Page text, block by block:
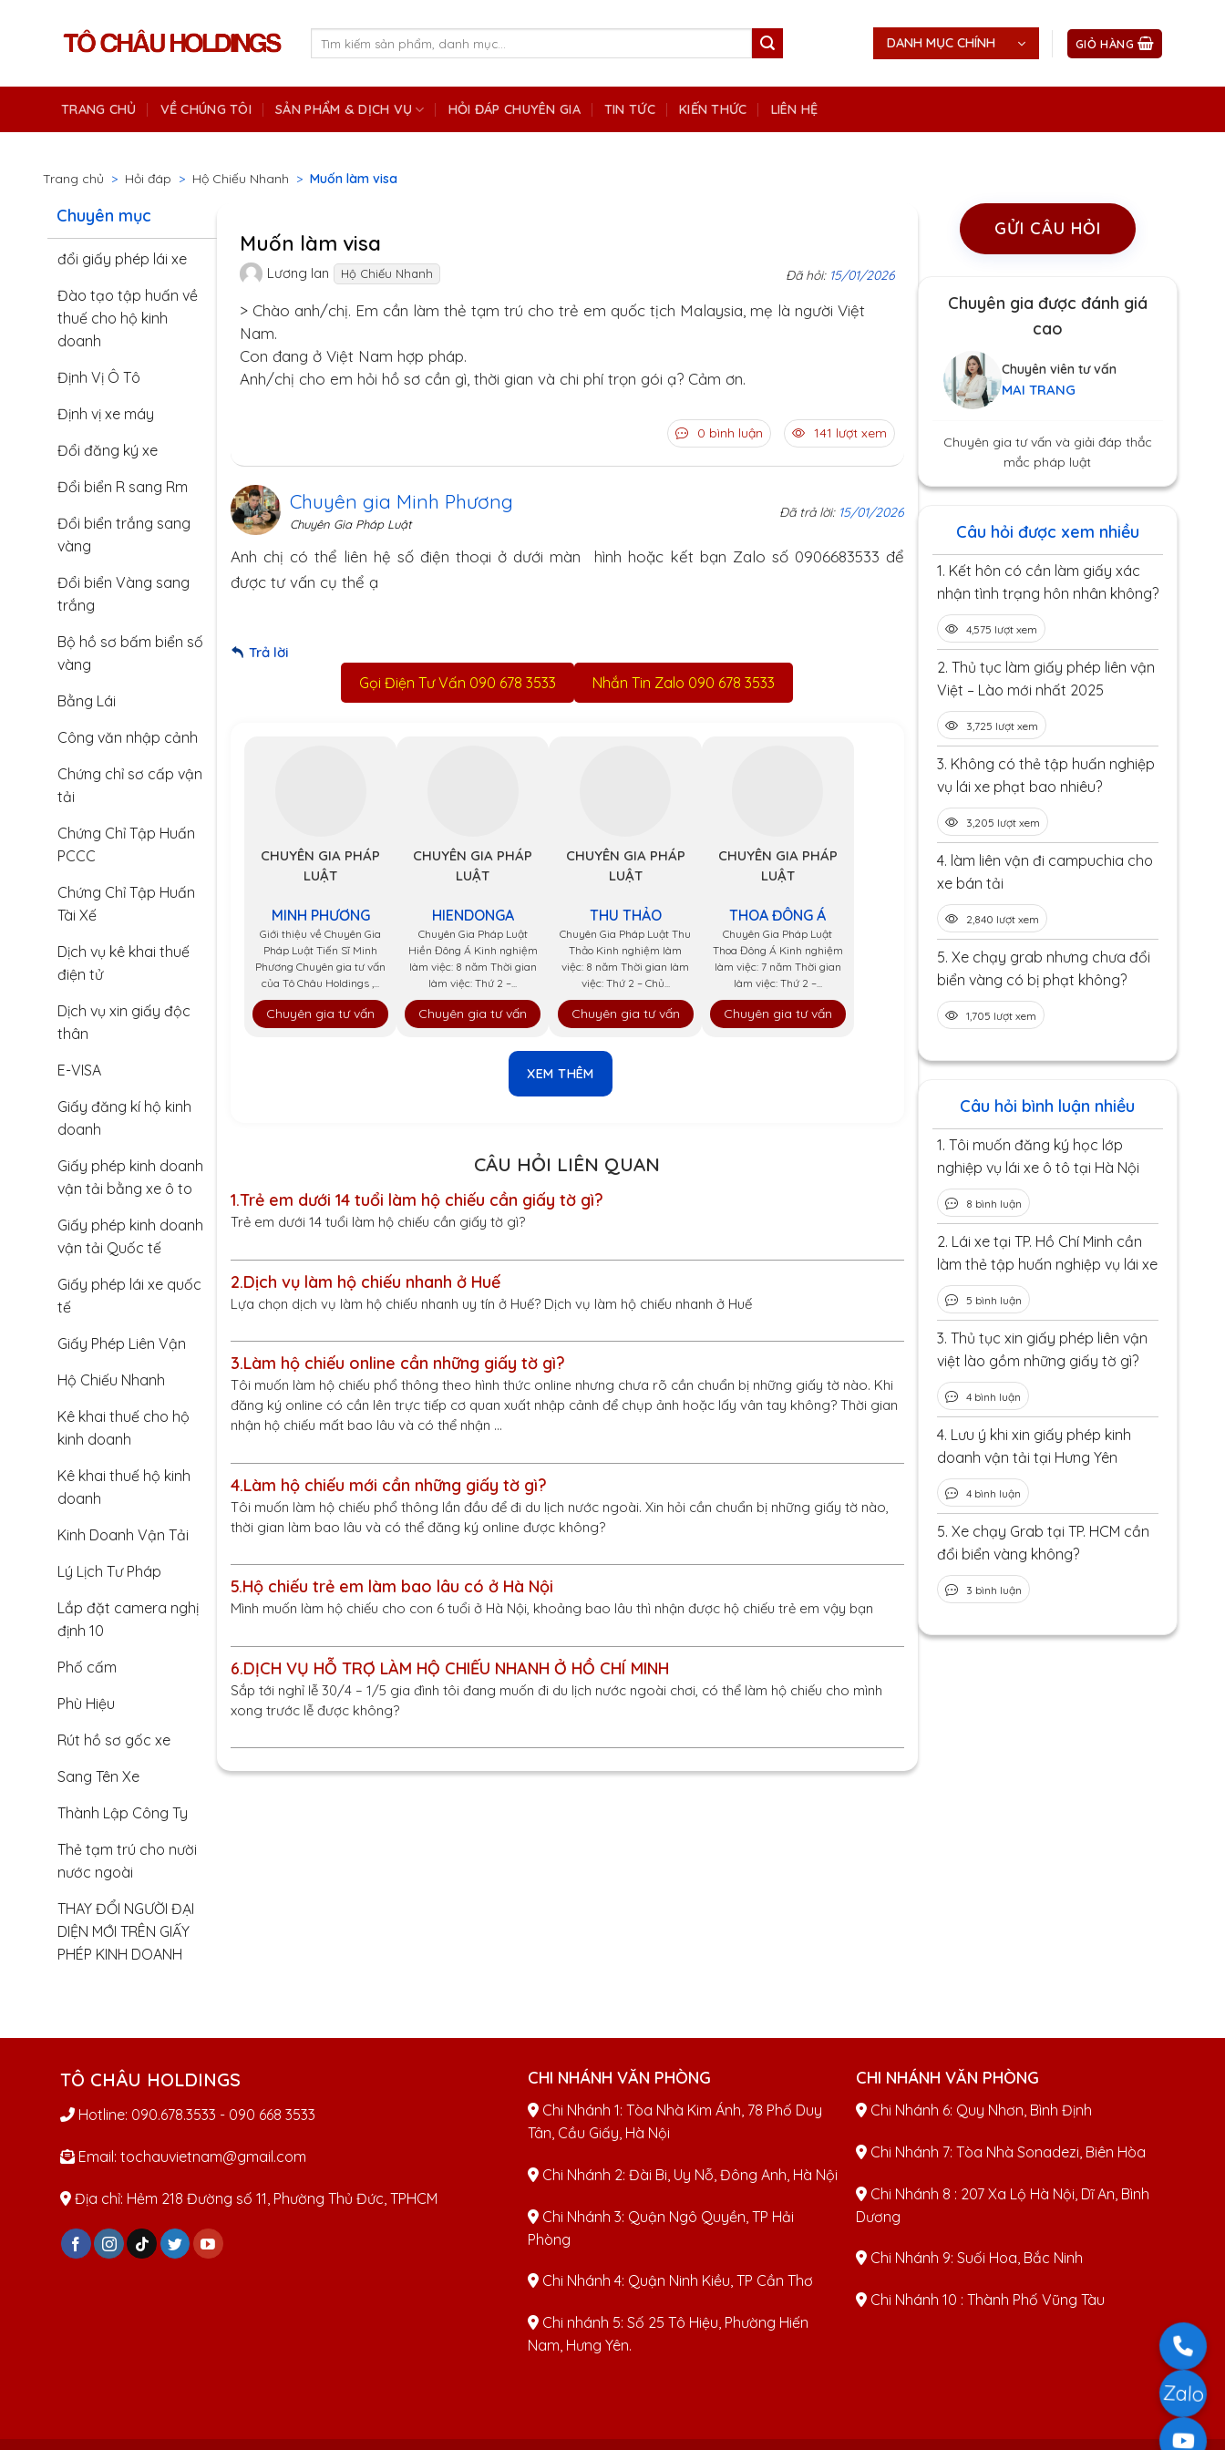
DANH MỤC CHÍNH GIỎ HÀNG
TRANG CHỦ VỀ CHÚNG TÔI SẢN PHẨM & DỊCH VỤ HỎI ĐÁP CHUYÊN GIA TIN TỨC KIẾN THỨC LIÊN HỆ
Trang chủ > Hỏi đáp > Hộ Chiếu Nhanh > Muốn làm visa
Chuyên mục
đổi giấy phép lái xe
Đào tạo tập huấn về
thuế cho hộ kinh
doanh
Định Vị Ô Tô
Định vị xe máy
Đổi đăng ký xe
Đổi biển R sang Rm
Đổi biển trắng sang
vàng
Đổi biển Vàng sang
trắng
Bộ hồ sơ bấm biển số
vàng
Bằng Lái
Công văn nhập cảnh
Chứng chỉ sơ cấp vận
tải
Chứng Chỉ Tập Huấn
PCCC
Chứng Chỉ Tập Huấn
Tài Xế
Dịch vụ kê khai thuế
điện tử
Dịch vụ xin giấy độc
thân
E-VISA
Giấy đăng kí hộ kinh
doanh
Giấy phép kinh doanh
vận tải bằng xe ô to
Giấy phép kinh doanh
vận tải Quốc tế
Giấy phép lái xe quốc
tế
Giấy Phép Liên Vận
Hộ Chiếu Nhanh
Kê khai thuế cho hộ
kinh doanh
Kê khai thuế hộ kinh
doanh
Kinh Doanh Vận Tải
Lý Lịch Tư Pháp
Lắp đặt camera nghị
định 10
Phố cấm
Phù Hiệu
Rút hồ sơ gốc xe
Sang Tên Xe
Thành Lập Công Ty
Thẻ tạm trú cho nười
nước ngoài
THAY ĐỔI NGƯỜI ĐẠI
DIỆN MỚI TRÊN GIẤY
PHÉP KINH DOANH
Muốn làm visa
Lương lan Hộ Chiếu Nhanh Đã hỏi: 15/01/2026
> Chào anh/chị. Em cần làm thẻ tạm trú cho trẻ em quốc tịch Malaysia, mẹ là người Việt
Nam.
Con đang ở Việt Nam hợp pháp.
Anh/chị cho em hỏi hồ sơ cần gì, thời gian và chi phí trọn gói ạ? Cảm ơn.
0 bình luận 141 lượt xem
Chuyên gia Minh Phương
Chuyên Gia Pháp Luật
Đã trả lời: 15/01/2026
Anh chị có thể liên hệ số điện thoại ở dưới màn hình hoặc kết bạn Zalo số 0906683533 để
được tư vấn cụ thể ạ
Trả lời
Gọi Điện Tư Vấn 090 678 3533 Nhắn Tin Zalo 090 678 3533
CHUYÊN GIA PHÁP
LUẬT
MINH PHƯƠNG
Giới thiệu về Chuyên Gia
Pháp Luật Tiến Sĩ Minh
Phương Chuyên gia tư vấn
của Tô Châu Holdings ,...
Chuyên gia tư vấn
CHUYÊN GIA PHÁP
LUẬT
HIENDONGA
Chuyên Gia Pháp Luật
Hiền Đông Á Kinh nghiệm
làm việc: 8 năm Thời gian
làm việc: Thứ 2 –...
Chuyên gia tư vấn
CHUYÊN GIA PHÁP
LUẬT
THU THẢO
Chuyên Gia Pháp Luật Thu
Thảo Kinh nghiệm làm
việc: 8 năm Thời gian làm
việc: Thứ 2 – Chủ...
Chuyên gia tư vấn
CHUYÊN GIA PHÁP
LUẬT
THOA ĐÔNG Á
Chuyên Gia Pháp Luật
Thoa Đông Á Kinh nghiệm
làm việc: 7 năm Thời gian
làm việc: Thứ 2 –...
Chuyên gia tư vấn
XEM THÊM
CÂU HỎI LIÊN QUAN
1.Trẻ em dưới 14 tuổi làm hộ chiếu cần giấy tờ gì?
Trẻ em dưới 14 tuổi làm hộ chiếu cần giấy tờ gì?
2.Dịch vụ làm hộ chiếu nhanh ở Huế
Lựa chọn dịch vụ làm hộ chiếu nhanh uy tín ở Huế? Dịch vụ làm hộ chiếu nhanh ở Huế
3.Làm hộ chiếu online cần những giấy tờ gì?
Tôi muốn làm hộ chiếu phổ thông theo hình thức online nhưng chưa rõ cần chuẩn bị những giấy tờ nào. Khi
đăng ký online có cần lên trực tiếp cơ quan xuất nhập cảnh để chụp ảnh hoặc lấy vân tay không? Thời gian
nhận hộ chiếu mất bao lâu và có thể nhận …
4.Làm hộ chiếu mới cần những giấy tờ gì?
Tôi muốn làm hộ chiếu phổ thông lần đầu để đi du lịch nước ngoài. Xin hỏi cần chuẩn bị những giấy tờ nào,
thời gian làm bao lâu và có thể đăng ký online được không?
5.Hộ chiếu trẻ em làm bao lâu có ở Hà Nội
Mình muốn làm hộ chiếu cho con 6 tuổi ở Hà Nội, khoảng bao lâu thì nhận được hộ chiếu trẻ em vậy bạn
6.DỊCH VỤ HỖ TRỢ LÀM HỘ CHIẾU NHANH Ở HỒ CHÍ MINH
Sắp tới nghỉ lễ 30/4 – 1/5 gia đình tôi đang muốn đi du lịch nước ngoài chơi, có thể làm hộ chiếu cho mình
xong trước lễ được không?
GỬI CÂU HỎI
Chuyên gia được đánh giá
cao
Chuyên viên tư vấn
MAI TRANG
Chuyên gia tư vấn và giải đáp thắc
mắc pháp luật
Câu hỏi được xem nhiều
1. Kết hôn có cần làm giấy xác
nhận tình trạng hôn nhân không?
4,575 lượt xem
2. Thủ tục làm giấy phép liên vận
Việt – Lào mới nhất 2025
3,725 lượt xem
3. Không có thẻ tập huấn nghiệp
vụ lái xe phạt bao nhiêu?
3,205 lượt xem
4. làm liên vận đi campuchia cho
xe bán tải
2,840 lượt xem
5. Xe chạy grab nhưng chưa đổi
biển vàng có bị phạt không?
1,705 lượt xem
Câu hỏi bình luận nhiều
1. Tôi muốn đăng ký học lớp
nghiệp vụ lái xe ô tô tại Hà Nội
8 bình luận
2. Lái xe tại TP. Hồ Chí Minh cần
làm thẻ tập huấn nghiệp vụ lái xe
5 bình luận
3. Thủ tục xin giấy phép liên vận
việt lào gồm những giấy tờ gì?
4 bình luận
4. Lưu ý khi xin giấy phép kinh
doanh vận tải tại Hưng Yên
4 bình luận
5. Xe chạy Grab tại TP. HCM cần
đổi biển vàng không?
3 bình luận
TÔ CHÂU HOLDINGS
Hotline: 090.678.3533 - 090 668 3533
Email: tochauvietnam@gmail.com
Địa chỉ: Hẻm 218 Đường số 11, Phường Thủ Đức, TPHCM
CHI NHÁNH VĂN PHÒNG
Chi Nhánh 1: Tòa Nhà Kim Ánh, 78 Phố Duy
Tân, Cầu Giấy, Hà Nội
Chi Nhánh 2: Đài Bi, Uy Nỗ, Đông Anh, Hà Nội
Chi Nhánh 3: Quận Ngô Quyền, TP Hải
Phòng
Chi Nhánh 4: Quận Ninh Kiều, TP Cần Thơ
Chi nhánh 5: Số 25 Tô Hiệu, Phường Hiến
Nam, Hưng Yên.
CHI NHÁNH VĂN PHÒNG
Chi Nhánh 6: Quy Nhơn, Bình Định
Chi Nhánh 7: Tòa Nhà Sonadezi, Biên Hòa
Chi Nhánh 8 : 207 Xa Lộ Hà Nội, Dĩ An, Bình
Dương
Chi Nhánh 9: Suối Hoa, Bắc Ninh
Chi Nhánh 10 : Thành Phố Vũng Tàu
Zalo